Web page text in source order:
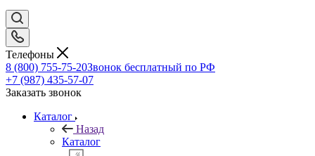
Телефоны
8 (800) 755-75-20Звонок бесплатный по РФ
+7 (987) 435-57-07
Заказать звонок
Каталог
Назад
Каталог